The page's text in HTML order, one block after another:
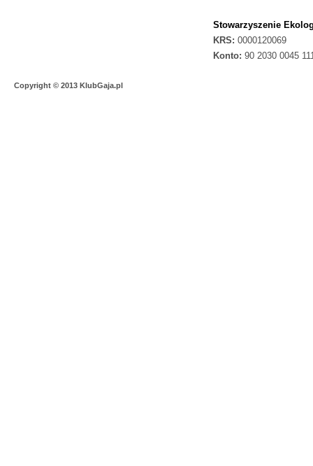
Stowarzyszenie
KRS: 0000120069
Konto: 90 2030 0045
Copyright © 2013 KlubGaja.pl